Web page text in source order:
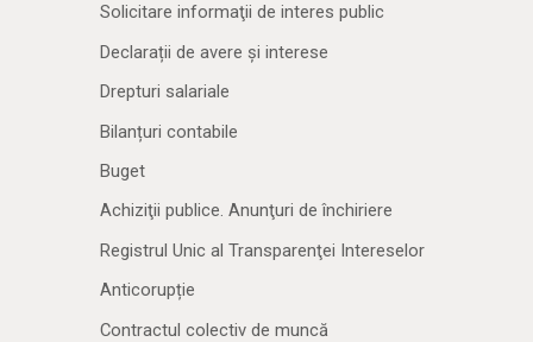
Solicitare informaţii de interes public
Declarații de avere și interese
Drepturi salariale
Bilanțuri contabile
Buget
Achiziţii publice. Anunţuri de închiriere
Registrul Unic al Transparenţei Intereselor
Anticorupție
Contractul colectiv de muncă